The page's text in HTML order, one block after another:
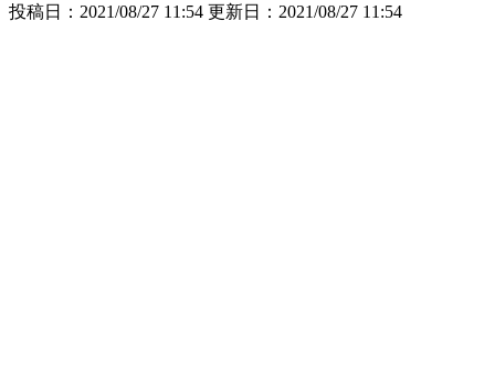
投稿日：2021/08/27 11:54 更新日： 2021/08/27 11:54